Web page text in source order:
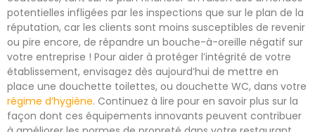
potentielles infligées par les inspections que sur le plan de la
réputation, car les clients sont moins susceptibles de revenir
ou pire encore, de répandre un bouche-à-oreille négatif sur
votre entreprise ! Pour aider à protéger l’intégrité de votre
établissement, envisagez dès aujourd’hui de mettre en
place une douchette toilettes, ou douchette WC, dans votre
régime d’hygiène. Continuez à lire pour en savoir plus sur la
façon dont ces équipements innovants peuvent contribuer